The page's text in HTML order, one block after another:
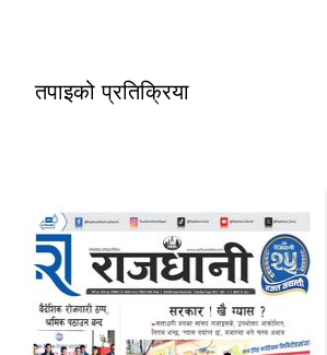
तपाइको प्रतिक्रिया